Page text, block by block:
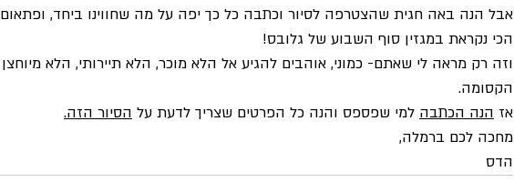
אבל הנה באה חגית שהצטרפה לסיור וכתבה כל כך יפה על מה שחווינו ביחד,
הכי נקראת במגזין סוף השבוע של גלובס!
וזה רק מראה לי שאתם- כמוני, אוהבים להגיע אל הלא מוכר, הלא תיירותי, הלא
הקסומה.
אז הנה הכתבה למי שפספס והנה כל הפרטים שצריך לדעת על הסיור הזה.
מחכה לכם ברמלה,
הדס